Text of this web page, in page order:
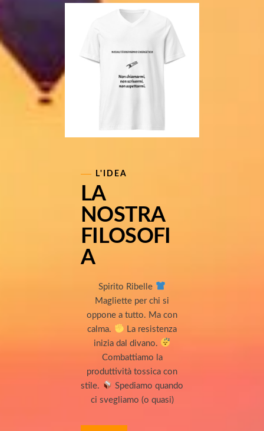
L'IDEA
LA
NOSTRA
FILOSOFI
A
Spirito Ribelle
Magliette per chi si
oppone a tutto. Ma con
calma.
La resistenza
inizia dal divano.
Combattiamo la
produttività tossica con
stile.
Spediamo quando
ci svegliamo (o quasi)